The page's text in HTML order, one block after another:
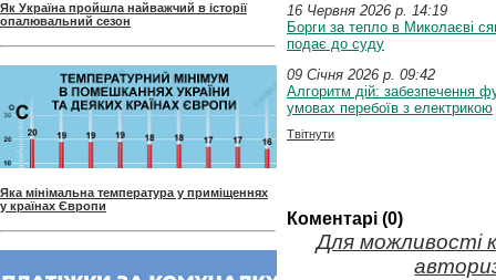
Як Україна пройшла найважчий в історії
опалювальний сезон
Яка мінімальна температура у приміщеннях
у країнах Європи
16 Червня 2026 p. 14:19
Борги за тепло в Миколаєві
подає до суду
09 Січня 2026 p. 09:42
Алгоритм дій: забезпечення
умовах перебоїв з електрикою
Твітнути
Коментарі (0)
Для можливості